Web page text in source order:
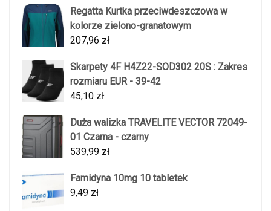
Regatta Kurtka przeciwdeszczowa w
kolorze zielono-granatowym
207,96 zł
Skarpety 4F H4Z22-SOD302 20S : Zakres
rozmiaru EUR - 39-42
45,10 zł
Duża walizka TRAVELITE VECTOR 72049-
01 Czarna - czarny
539,99 zł
Famidyna 10mg 10 tabletek
9,49 zł